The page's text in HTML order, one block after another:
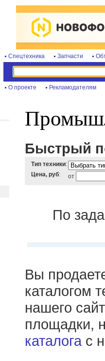
Спецтехника Запчасти
О проекте Рекламодателям
Быстрый
Тип техники:
Цена, руб: от
По
Вы
каталогом
нашего
площадки,
каталога с